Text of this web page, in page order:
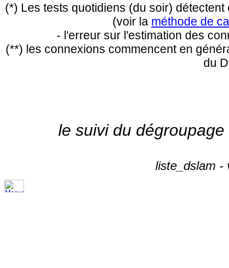
(*) Les tests quotidiens (du soir)
(voir la méthode de
- l'erreur sur l'estimation des
(**) les connexions commencent en
du
le suivi du
liste_dslam -